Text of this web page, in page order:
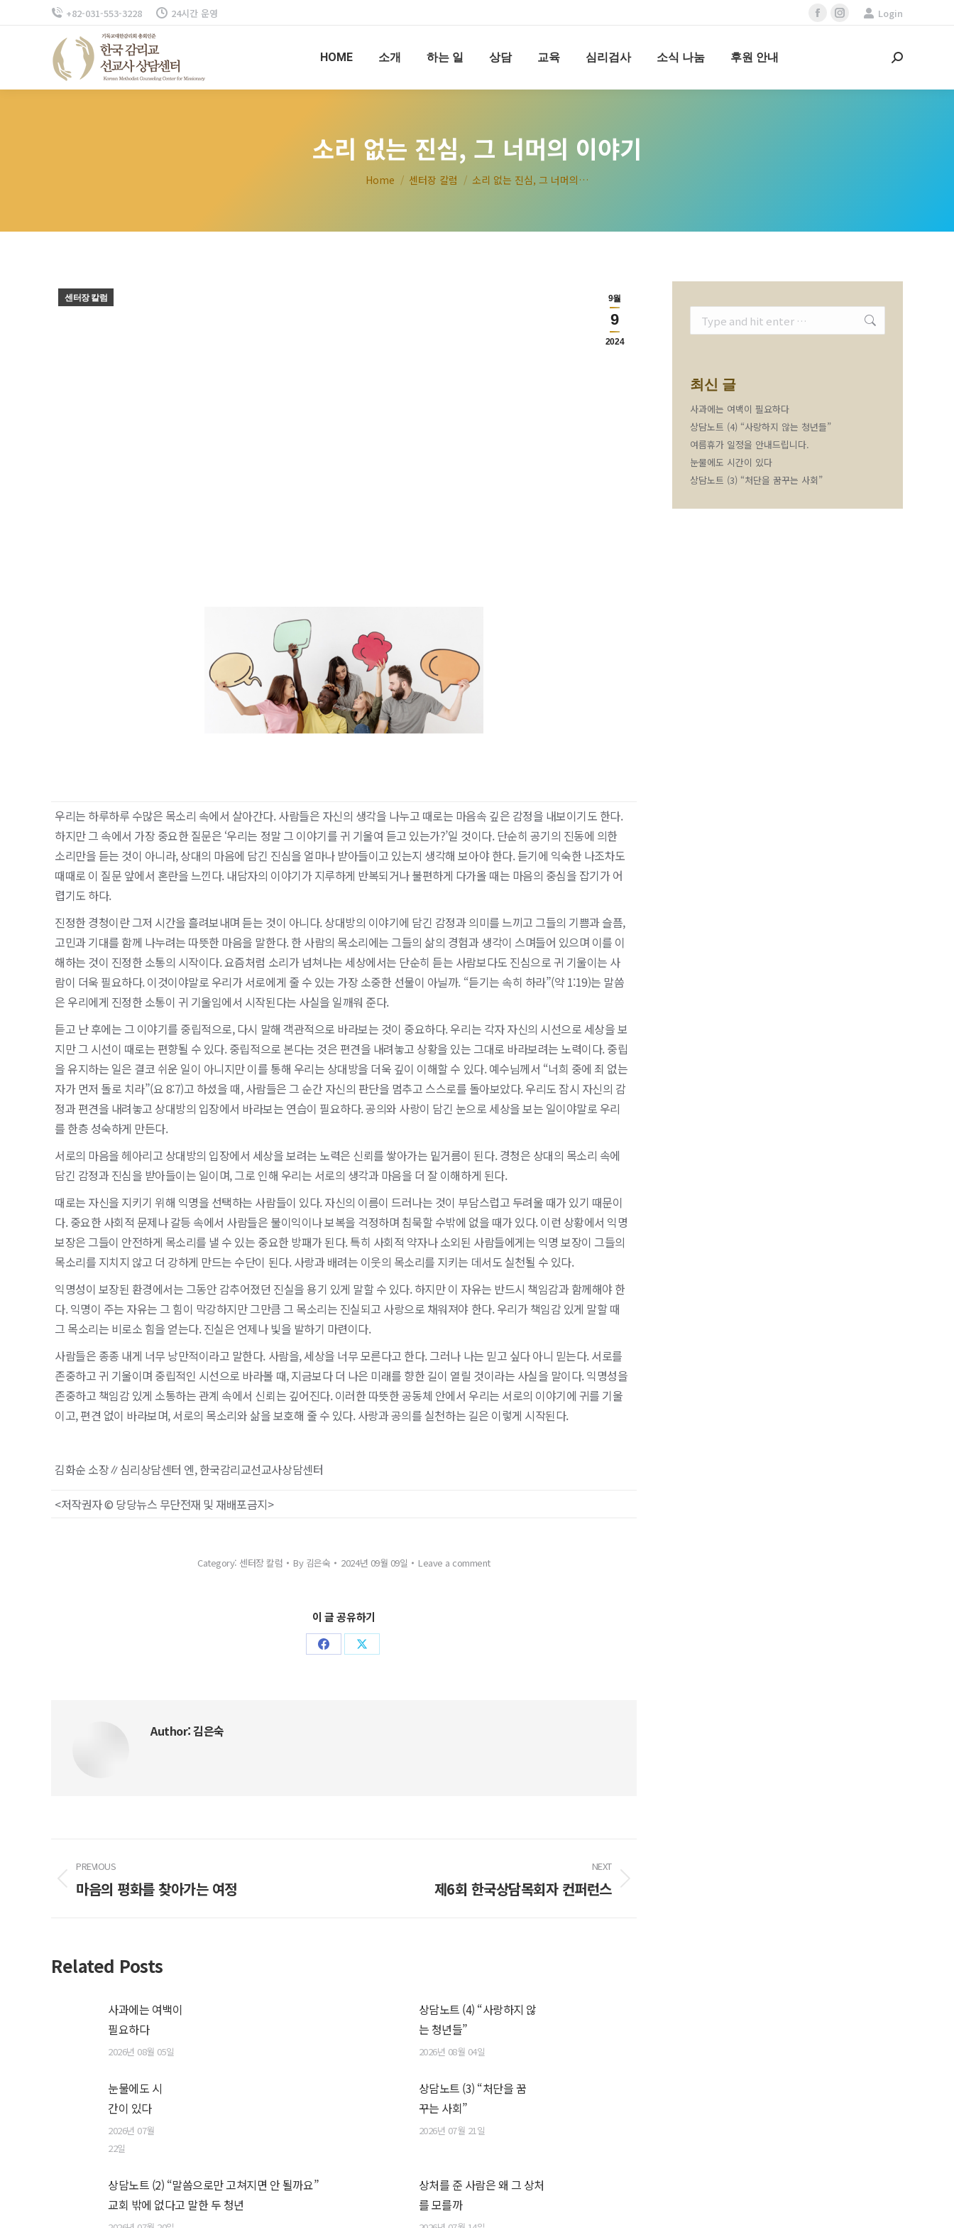
+82-031-553-3228 24시간 운영
Facebook
Instagram
Login
HOME 소개 하는 일 상담 교육 심리검사 소식 나눔 후원 안내 Search:
소리 없는 진심, 그 너머의 이야기
You are here:
Home 센터장 칼럼 소리 없는 진심, 그 너머의…
9월
9
2024
센터장 칼럼
우리는 하루하루 수많은 목소리 속에서 살아간다. 사람들은 자신의 생각을 나누고 때로는 마음속 깊은 감정을 내보이기도 한다.
하지만 그 속에서 가장 중요한 질문은 ‘우리는 정말 그 이야기를 귀 기울여 듣고 있는가?’일 것이다. 단순히 공기의 진동에 의한
소리만을 듣는 것이 아니라, 상대의 마음에 담긴 진심을 얼마나 받아들이고 있는지 생각해 보아야 한다. 듣기에 익숙한 나조차도
때때로 이 질문 앞에서 혼란을 느낀다. 내담자의 이야기가 지루하게 반복되거나 불편하게 다가올 때는 마음의 중심을 잡기가 어
렵기도 하다.
진정한 경청이란 그저 시간을 흘려보내며 듣는 것이 아니다. 상대방의 이야기에 담긴 감정과 의미를 느끼고 그들의 기쁨과 슬픔,
고민과 기대를 함께 나누려는 따뜻한 마음을 말한다. 한 사람의 목소리에는 그들의 삶의 경험과 생각이 스며들어 있으며 이를 이
해하는 것이 진정한 소통의 시작이다. 요즘처럼 소리가 넘쳐나는 세상에서는 단순히 듣는 사람보다도 진심으로 귀 기울이는 사
람이 더욱 필요하다. 이것이야말로 우리가 서로에게 줄 수 있는 가장 소중한 선물이 아닐까. “듣기는 속히 하라”(약 1:19)는 말씀
은 우리에게 진정한 소통이 귀 기울임에서 시작된다는 사실을 일깨워 준다.
듣고 난 후에는 그 이야기를 중립적으로, 다시 말해 객관적으로 바라보는 것이 중요하다. 우리는 각자 자신의 시선으로 세상을 보
지만 그 시선이 때로는 편향될 수 있다. 중립적으로 본다는 것은 편견을 내려놓고 상황을 있는 그대로 바라보려는 노력이다. 중립
을 유지하는 일은 결코 쉬운 일이 아니지만 이를 통해 우리는 상대방을 더욱 깊이 이해할 수 있다. 예수님께서 “너희 중에 죄 없는
자가 먼저 돌로 치라”(요 8:7)고 하셨을 때, 사람들은 그 순간 자신의 판단을 멈추고 스스로를 돌아보았다. 우리도 잠시 자신의 감
정과 편견을 내려놓고 상대방의 입장에서 바라보는 연습이 필요하다. 공의와 사랑이 담긴 눈으로 세상을 보는 일이야말로 우리
를 한층 성숙하게 만든다.
서로의 마음을 헤아리고 상대방의 입장에서 세상을 보려는 노력은 신뢰를 쌓아가는 밑거름이 된다. 경청은 상대의 목소리 속에
담긴 감정과 진심을 받아들이는 일이며, 그로 인해 우리는 서로의 생각과 마음을 더 잘 이해하게 된다.
때로는 자신을 지키기 위해 익명을 선택하는 사람들이 있다. 자신의 이름이 드러나는 것이 부담스럽고 두려울 때가 있기 때문이
다. 중요한 사회적 문제나 갈등 속에서 사람들은 불이익이나 보복을 걱정하며 침묵할 수밖에 없을 때가 있다. 이런 상황에서 익명
보장은 그들이 안전하게 목소리를 낼 수 있는 중요한 방패가 된다. 특히 사회적 약자나 소외된 사람들에게는 익명 보장이 그들의
목소리를 지치지 않고 더 강하게 만드는 수단이 된다. 사랑과 배려는 이웃의 목소리를 지키는 데서도 실천될 수 있다.
익명성이 보장된 환경에서는 그동안 감추어졌던 진실을 용기 있게 말할 수 있다. 하지만 이 자유는 반드시 책임감과 함께해야 한
다. 익명이 주는 자유는 그 힘이 막강하지만 그만큼 그 목소리는 진실되고 사랑으로 채워져야 한다. 우리가 책임감 있게 말할 때
그 목소리는 비로소 힘을 얻는다. 진실은 언제나 빛을 발하기 마련이다.
사람들은 종종 내게 너무 낭만적이라고 말한다. 사람을, 세상을 너무 모른다고 한다. 그러나 나는 믿고 싶다 아니 믿는다. 서로를
존중하고 귀 기울이며 중립적인 시선으로 바라볼 때, 지금보다 더 나은 미래를 향한 길이 열릴 것이라는 사실을 말이다. 익명성을
존중하고 책임감 있게 소통하는 관계 속에서 신뢰는 깊어진다. 이러한 따뜻한 공동체 안에서 우리는 서로의 이야기에 귀를 기울
이고, 편견 없이 바라보며, 서로의 목소리와 삶을 보호해 줄 수 있다. 사랑과 공의를 실천하는 길은 이렇게 시작된다.
김화순 소장∥심리상담센터 엔, 한국감리교선교사상담센터
<저작권자 © 당당뉴스 무단전재 및 재배포금지>
Category: 센터장 칼럼 By 김은숙 2024년 09월 09일 Leave a comment
이 글 공유하기
Share Share
Author:김은숙
Post
navigation
PREVIOUS
Previous
마음의 평화를 찾아가는 여정
NEXT
제6회 한국상담목회자 컨퍼런스
Related Posts
사과에는 여백이
필요하다
2026년 08월 05일
상담노트 (4) “사랑하지 않
는 청년들”
2026년 08월 04일
눈물에도 시
간이 있다
2026년 07월
22일
상담노트 (3) “처단을 꿈
꾸는 사회”
2026년 07월 21일
상담노트 (2) “말씀으로만 고쳐지면 안 될까요”
교회 밖에 없다고 말한 두 청년
상처를 준 사람은 왜 그 상처
를 모를까
최신 글
사과에는 여백이 필요하다
상담노트 (4) “사랑하지 않는 청년들”
여름휴가 일정을 안내드립니다.
눈물에도 시간이 있다
상담노트 (3) “처단을 꿈꾸는 사회”